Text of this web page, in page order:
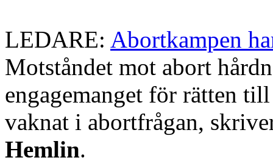
LEDARE: Abortkampen
Motståndet mot abort
engagemanget för rätten
vaknat i abortfrågan,
Hemlin.